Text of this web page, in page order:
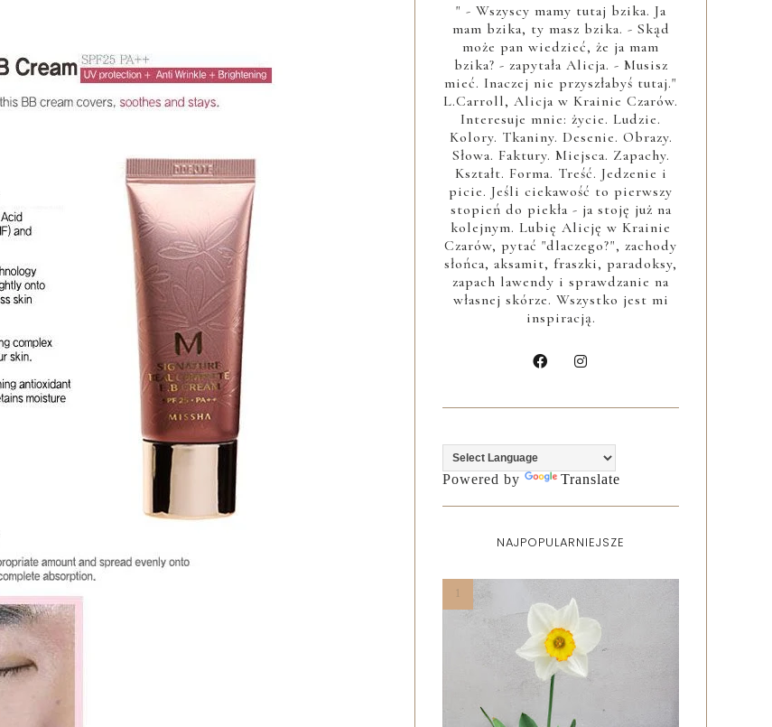
" - Wszyscy mamy tutaj bzika. Ja
mam bzika, ty masz bzika. - Skąd
może pan wiedzieć, że ja mam
bzika? - zapytała Alicja. - Musisz
mieć. Inaczej nie przyszłabyś tutaj."
L.Carroll, Alicja w Krainie Czarów.
Interesuje mnie: życie. Ludzie.
Kolory. Tkaniny. Desenie. Obrazy.
Słowa. Faktury. Miejsca. Zapachy.
Kształt. Forma. Treść. Jedzenie i
picie. Jeśli ciekawość to pierwszy
stopień do piekła - ja stoję już na
kolejnym. Lubię Alicję w Krainie
Czarów, pytać "dlaczego?", zachody
słońca, aksamit, fraszki, paradoksy,
zapach lawendy i sprawdzanie na
własnej skórze. Wszystko jest mi
inspiracją.
Powered by Translate
NAJPOPULARNIEJSZE